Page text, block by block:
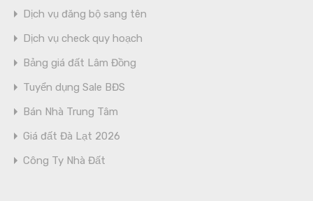
Dịch vụ đăng bộ sang tên
Dịch vụ check quy hoạch
Bảng giá đất Lâm Đồng
Tuyển dụng Sale BĐS
Bán Nhà Trung Tâm
Giá đất Đà Lạt 2026
Công Ty Nhà Đất